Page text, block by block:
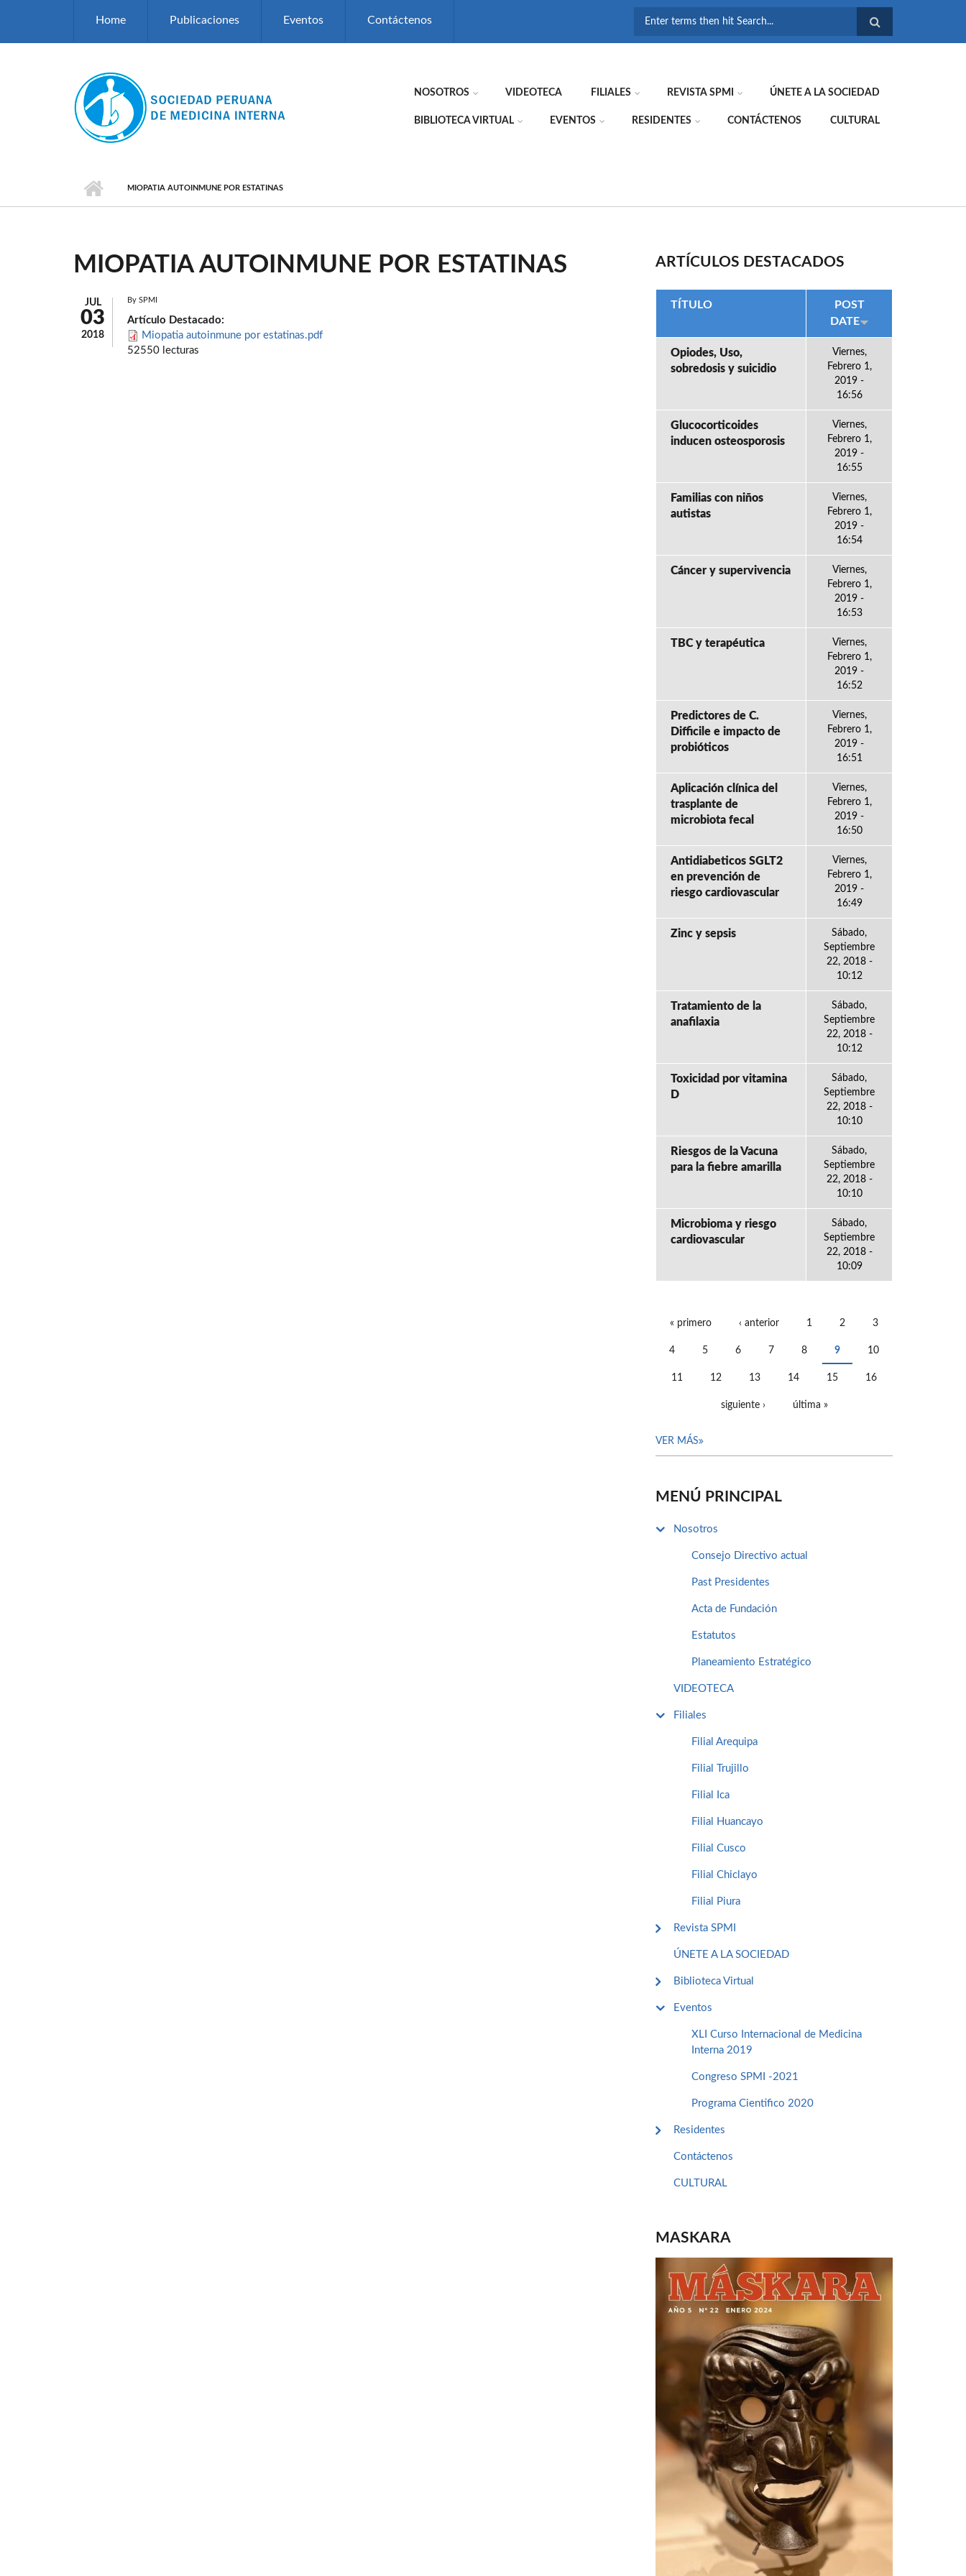
Home Publicaciones Eventos Contáctenos
NOSOTROS VIDEOTECA FILIALES REVISTA SPMI ÚNETE A LA SOCIEDAD
BIBLIOTECA VIRTUAL EVENTOS RESIDENTES CONTÁCTENOS CULTURAL
MIOPATIA AUTOINMUNE POR ESTATINAS
MIOPATIA AUTOINMUNE POR ESTATINAS
JUL
03
2018
By SPMI
Artículo Destacado:
Miopatia autoinmune por estatinas.pdf
52550 lecturas
ARTÍCULOS DESTACADOS
TÍTULO
POST
DATE
Opiodes, Uso,
sobredosis y suicidio
Viernes,
Febrero 1,
2019 -
16:56
Glucocorticoides
inducen osteosporosis
Viernes,
Febrero 1,
2019 -
16:55
Familias con niños
autistas
Viernes,
Febrero 1,
2019 -
16:54
Cáncer y supervivencia
Viernes,
Febrero 1,
2019 -
16:53
TBC y terapéutica
Viernes,
Febrero 1,
2019 -
16:52
Predictores de C.
Difficile e impacto de
probióticos
Viernes,
Febrero 1,
2019 -
16:51
Aplicación clínica del
trasplante de
microbiota fecal
Viernes,
Febrero 1,
2019 -
16:50
Antidiabeticos SGLT2
en prevención de
riesgo cardiovascular
Viernes,
Febrero 1,
2019 -
16:49
Zinc y sepsis
Sábado,
Septiembre
22, 2018 -
10:12
Tratamiento de la
anafilaxia
Sábado,
Septiembre
22, 2018 -
10:12
Toxicidad por vitamina
D
Sábado,
Septiembre
22, 2018 -
10:10
Riesgos de la Vacuna
para la fiebre amarilla
Sábado,
Septiembre
22, 2018 -
10:10
Microbioma y riesgo
cardiovascular
Sábado,
Septiembre
22, 2018 -
10:09
« primero ‹ anterior 1 2 3
4 5 6 7 8 9 10
11 12 13 14 15 16
siguiente › última »
VER MÁS
MENÚ PRINCIPAL
Nosotros
Consejo Directivo actual
Past Presidentes
Acta de Fundación
Estatutos
Planeamiento Estratégico
VIDEOTECA
Filiales
Filial Arequipa
Filial Trujillo
Filial Ica
Filial Huancayo
Filial Cusco
Filial Chiclayo
Filial Piura
Revista SPMI
ÚNETE A LA SOCIEDAD
Biblioteca Virtual
Eventos
XLI Curso Internacional de Medicina
Interna 2019
Congreso SPMI -2021
Programa Cientifico 2020
Residentes
Contáctenos
CULTURAL
MASKARA